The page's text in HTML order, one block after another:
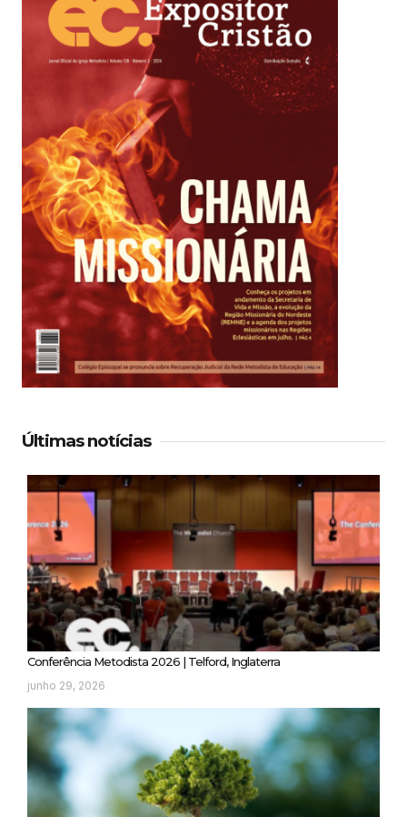
Últimas notícias
Conferência Metodista 2026 | Telford, Inglaterra
junho 29, 2026